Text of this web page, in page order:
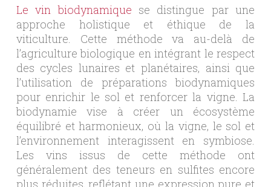
Le vin biodynamique se distingue par une
approche holistique et éthique de la
viticulture. Cette méthode va au-delà de
l’agriculture biologique en intégrant le respect
des cycles lunaires et planétaires, ainsi que
l’utilisation de préparations biodynamiques
pour enrichir le sol et renforcer la vigne. La
biodynamie vise à créer un écosystème
équilibré et harmonieux, où la vigne, le sol et
l’environnement interagissent en symbiose.
Les vins issus de cette méthode ont
généralement des teneurs en sulfites encore